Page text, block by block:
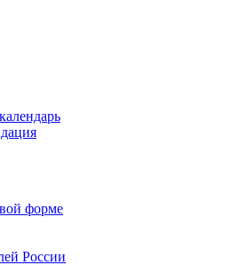
форме
России